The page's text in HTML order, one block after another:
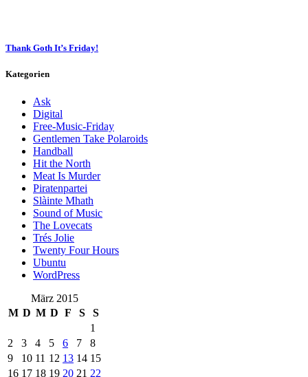
Thank Goth It’s Friday!
Kategorien
Ask
Digital
Free-Music-Friday
Gentlemen Take Polaroids
Handball
Hit the North
Meat Is Murder
Piratenpartei
Slàinte Mhath
Sound of Music
The Lovecats
Trés Jolie
Twenty Four Hours
Ubuntu
WordPress
März 2015
M D M D F S
S
1
2
3 4 5 6 7
8
9
10 11 12 13 14 15
16 17 18 19 20 21 22